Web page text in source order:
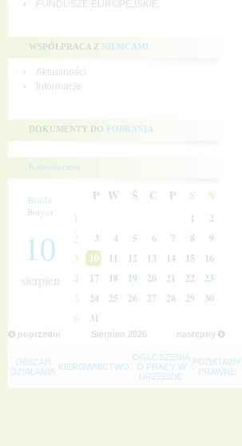
FUNDUSZE EUROPEJSKIE
WSPÓŁPRACA Z NIEMCAMI
Aktualności
Informacje
DOKUMENTY DO POBRANIA
Kalendarium
Bianki
Borysa
10
sierpien
P W Ś C P S N
1 1 2
2 3 4 5 6 7 8 9
3 10 11 12 13 14 15 16
4 17 18 19 20 21 22 23
5 24 25 26 27 28 29 30
6 31
poprzedni następny
Sierpien 2026
OBSZAR
DZIAŁANIA KIEROWNICTWO
OGŁOSZENIA
O PRACY W
URZĘDZIE
PODSTAWY
PRAWNE